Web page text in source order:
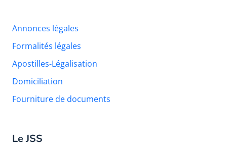
Annonces légales
Formalités légales
Apostilles-Légalisation
Domiciliation
Fourniture de documents
Le JSS